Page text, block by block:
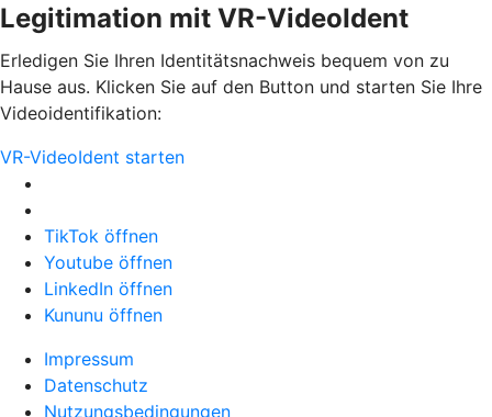
Legitimation mit VR-VideoIdent
Erledigen Sie Ihren Identitätsnachweis bequem von zu
Hause aus. Klicken Sie auf den Button und starten Sie Ihre
Videoidentifikation:
VR-VideoIdent starten
TikTok öffnen
Youtube öffnen
LinkedIn öffnen
Kununu öffnen
Impressum
Datenschutz
Nutzungsbedingungen